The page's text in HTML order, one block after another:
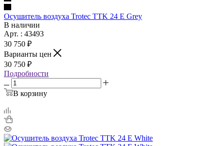
Осушитель воздуха Trotec TTK 24 E Grey
В наличии
Арт. : 43493
30 750 ₽
Варианты цен
30 750 ₽
Подробности
В корзину